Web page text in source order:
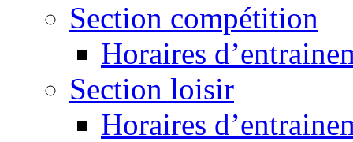
Section compétition
Horaires
Section loisir
Horaires